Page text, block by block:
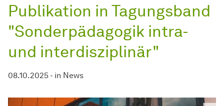
Publikation in Tagungsband
"Sonderpädagogik intra-
und interdisziplinär"
08.10.2025 - in News